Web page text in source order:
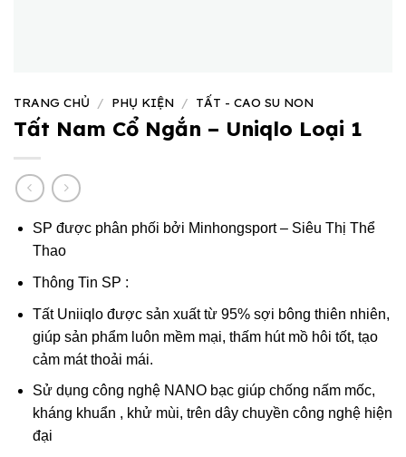
TRANG CHỦ / PHỤ KIỆN / TẤT - CAO SU NON
Tất Nam Cổ Ngắn – Uniqlo Loại 1
SP được phân phối bởi Minhongsport – Siêu Thị Thể
Thao
Thông Tin SP :
Tất Uniiqlo được sản xuất từ 95% sợi bông thiên nhiên,
giúp sản phẩm luôn mềm mại, thấm hút mồ hôi tốt, tạo
cảm mát thoải mái.
Sử dụng công nghệ NANO bạc giúp chống nấm mốc,
kháng khuẩn , khử mùi, trên dây chuyền công nghệ hiện
đại